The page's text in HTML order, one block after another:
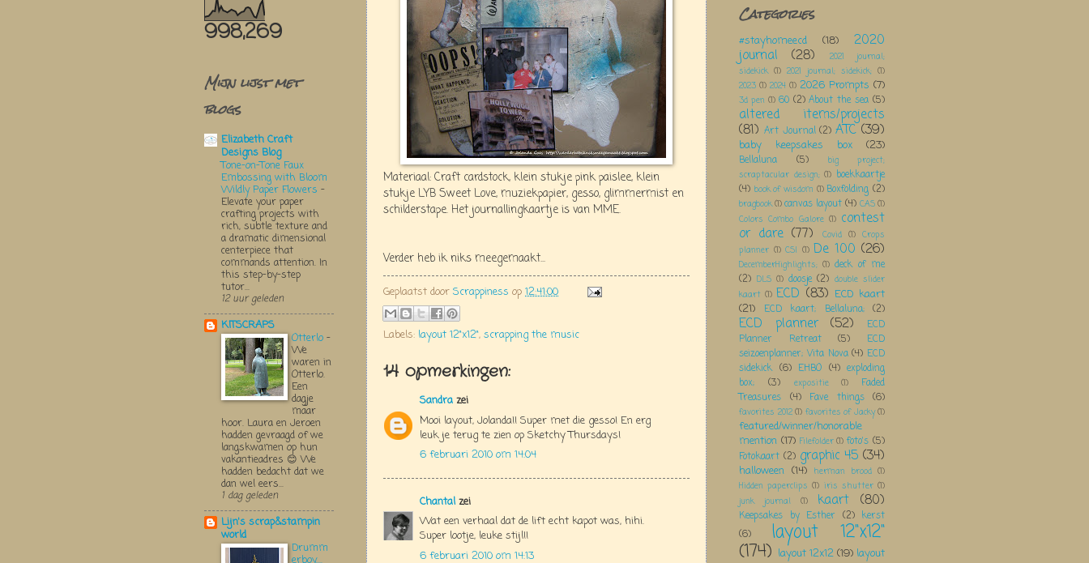
Materiaal: Craft cardstock, klein stukje pink paislee, klein
stukje LYB Sweet Love, muziekpapier, gesso, glimmermist en
schilderstape. Het journallingkaartje is van MME.
Verder heb ik niks meegemaakt...
Geplaatst door Scrappiness op 12:41:00
Labels: layout 12"x12", scrapping the music
14 opmerkingen:
Sandra zei
Mooi layout, Jolanda!! Super met die gesso! En erg
leuk je terug te zien op Sketchy Thursdays!
6 februari 2010 om 14:04
Chantal zei
Wat een verhaal dat de lift echt kapot was, hihi.
Super lootje, leuke stijl!!
6 februari 2010 om 14:13
998,269
Mijn lijst met
blogs
Elizabeth Craft
Designs Blog
Tone-on-Tone Faux
Embossing with Bloom
Wildly Paper Flowers -
Elevate your paper
crafting projects with
rich, subtle texture and
a dramatic dimensional
centerpiece that
commands attention. In
this step-by-step
tutor...
12 uur geleden
KITSCRAPS
Otterlo -
We
waren in
Otterlo.
Een
dagje
maar
hoor. Laura en Jeroen
hadden gevraagd of we
langskwamen op hun
vakantieadres 😊 We
hadden bedacht dat we
dan wel eers...
1 dag geleden
Lijn's scrap&stampin
world
Drumm
Categories
#stayhomeecd (18) 2020
journal (28)
2021 journal;
sidekick (1) 2021 journal; sidekick; (1)
2023 (1) 2024 (1) 2026 Prompts (7)
3d pen (1) 60 (2) About the sea (5)
altered items/projects
(81) Art Journal (2) ATC (39)
baby keepsakes box (23)
Bellaluna (5)
big project;
scraptacular design; (1) boekkaartje
(4) book of wisdom (1) Boxfolding (2)
bragbook(1)canvas layout (4) CAS(1)
Colors Combo Galore (1) contest
or dare (77) Covid (1) Crops
planner (1) CSI (1) De 100 (26)
DecemberHighlights; (1) deck of me
(2) DLS (1) doosje (2) double slider
kaart (1) ECD (83) ECD kaart
(21)
ECD kaart; Bellaluna; (2)
ECD planner (52)
ECD
Planner Retreat
(5)
ECD
seizoenplanner; Vita Nova (4) ECD
sidekick (6) EHBO (4) exploding
box;
(3) expositie (1)
Faded
Treasures
(4) Fave things (6)
favorites 2012 (1) favorites of Jacky (1)
featured/winner/honorable
mention (17) Filefolder (1) foto's (5)
Fotokaart (2) graphic 45 (34)
halloween (14) herman brood (1)
Hidden paperclips (1) iris shutter (1)
junk journal
(1) kaart (80)
Keepsakes by Esther (2) kerst
(6)
layout 12"x12"
(174) layout 12x12 (19) layout